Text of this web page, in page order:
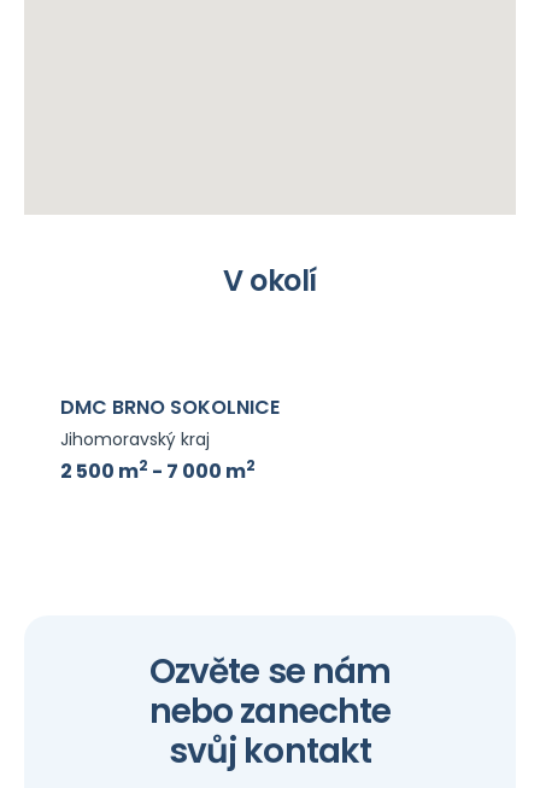
V okolí
BRNO SOKOLNICE
kraj
2- 7 000 m 2
Ozvěte se nám
nebo zanechte
svůj kontakt